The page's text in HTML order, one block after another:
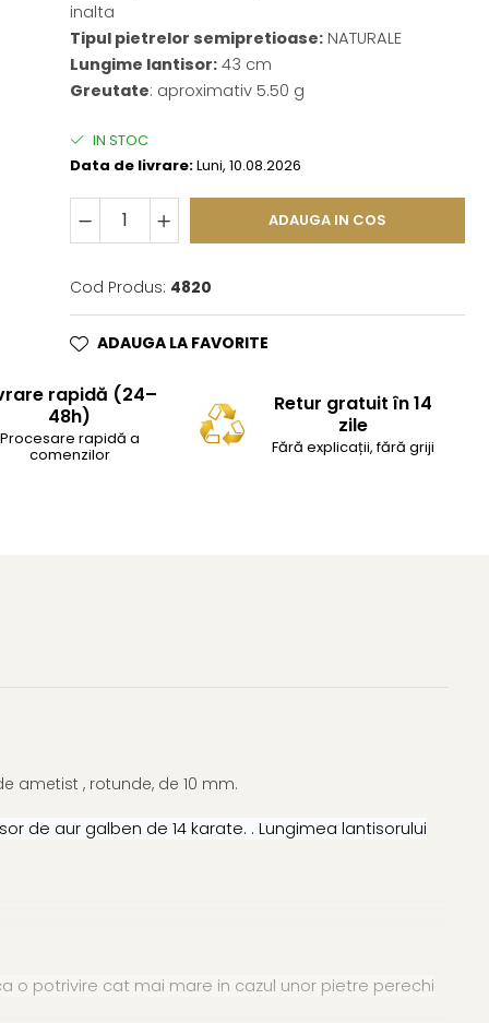
inalta
Tipul pietrelor semipretioase: NATURALE
Lungime lantisor: 43 cm
Greutate: aproximativ 5.50 g
IN STOC
Data de livrare:Luni, 10.08.2026
ADAUGA IN COS
Cod Produs: 4820
ADAUGA LA FAVORITE
rapidă (24–
48h)
Procesare rapidă a
comenzilor
Retur gratuit în 14
zile
Fără explicații, fără griji
ametist , rotunde, de 10 mm.
de aur galben de 14 karate. . Lungimea lantisorului
potrivire cat mai mare in cazul unor pietre perechi